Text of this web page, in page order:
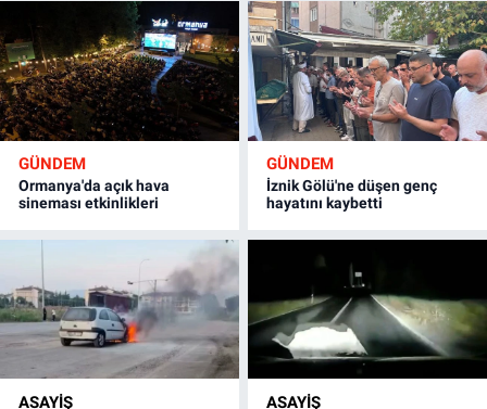
GÜNDEM
Ormanya'da açık hava
sineması etkinlikleri
GÜNDEM
İznik Gölü'ne düşen genç
hayatını kaybetti
ASAYİŞ ASAYİŞ